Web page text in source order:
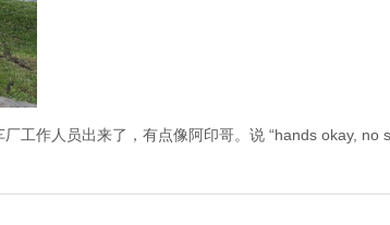
工作人员出来了，有点像阿印哥。说 “hands okay, no